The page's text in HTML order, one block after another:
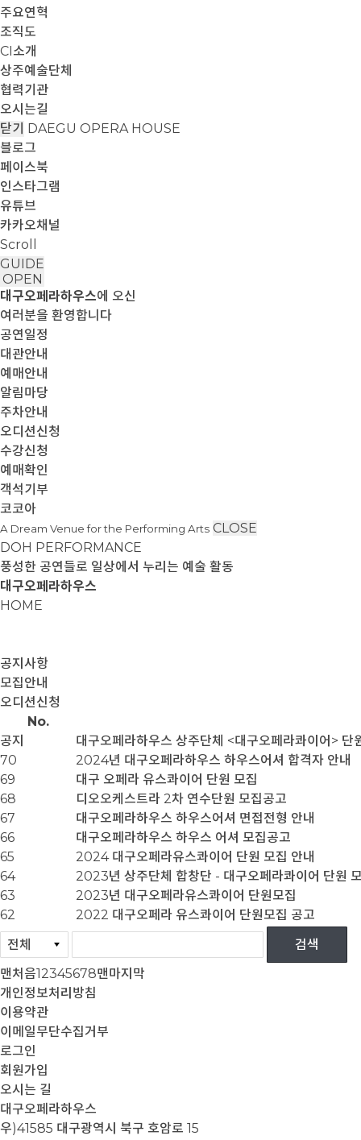
주요연혁
조직도
CI소개
상주예술단체
협력기관
오시는길
닫기 DAEGU OPERA HOUSE
블로그
페이스북
인스타그램
유튜브
카카오채널
Scroll
GUIDE
OPEN
대구오페라하우스에 오신
여러분을 환영합니다
공연일정
대관안내
예매안내
알림마당
주차안내
오디션신청
수강신청
예매확인
객석기부
코코아
A Dream Venue for the Performing Arts CLOSE
DOH PERFORMANCE
풍성한 공연들로 일상에서 누리는 예술 활동
대구오페라하우스
HOME
공지사항
모집안내
오디션신청
No.
공지
대구오페라하우스 상주단체 <대구오페라콰이어> 단
70
2024년 대구오페라하우스 하우스어셔 합격자 안내
69
대구 오페라 유스콰이어 단원 모집
68
디오오케스트라 2차 연수단원 모집공고
67
대구오페라하우스 하우스어셔 면접전형 안내
66
대구오페라하우스 하우스 어셔 모집공고
65
2024 대구오페라유스콰이어 단원 모집 안내
64
2023년 상주단체 합창단 - 대구오페라콰이어 단원
63
2023년 대구오페라유스콰이어 단원모집
62
2022 대구오페라 유스콰이어 단원모집 공고
맨처음12345678맨마지막
개인정보처리방침
이용약관
이메일무단수집거부
로그인
회원가입
오시는 길
대구오페라하우스
우)41585 대구광역시 북구 호암로 15